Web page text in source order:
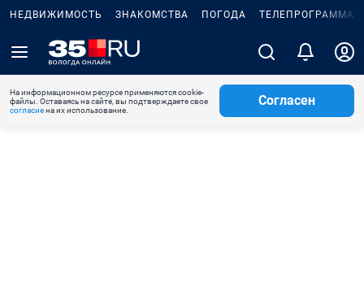
НЕДВИЖИМОСТЬ ЗНАКОМСТВА ПОГОДА ТЕЛЕПРОГРАММА
На информационном ресурсе применяются cookie-
файлы. Оставаясь на сайте, вы подтверждаете свое
согласиена их использование.
Согласен